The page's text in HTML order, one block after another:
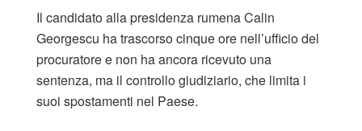
Il candidato alla presidenza rumena Calin
Georgescu ha trascorso cinque ore nell’ufficio del
procuratore e non ha ancora ricevuto una
sentenza, ma il controllo giudiziario, che limita i
suoi spostamenti nel Paese.